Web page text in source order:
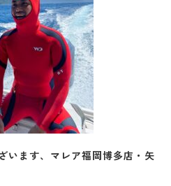
います、マレア福岡博多店・矢